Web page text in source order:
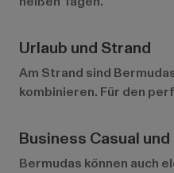
Urlaub und Strand
Am Strand sind
kombinieren. Für den
Business Casual
Bermudas können auch